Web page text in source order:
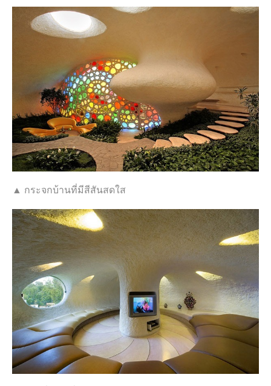
▲ กระจกบ้านที่มีสีสันสดใส